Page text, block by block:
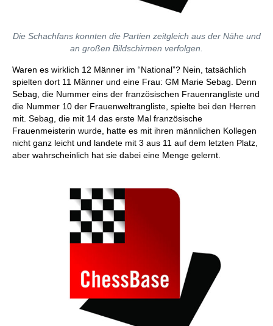
Die Schachfans konnten die Partien zeitgleich aus der Nähe und
an großen Bildschirmen verfolgen.
Waren es wirklich 12 Männer im “National”? Nein, tatsächlich
spielten dort 11 Männer und eine Frau: GM Marie Sebag. Denn
Sebag, die Nummer eins der französischen Frauenrangliste und
die Nummer 10 der Frauenweltrangliste, spielte bei den Herren
mit. Sebag, die mit 14 das erste Mal französische
Frauenmeisterin wurde, hatte es mit ihren männlichen Kollegen
nicht ganz leicht und landete mit 3 aus 11 auf dem letzten Platz,
aber wahrscheinlich hat sie dabei eine Menge gelernt.